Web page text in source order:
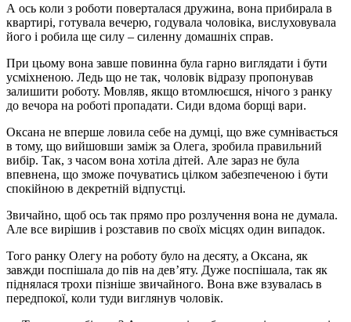
А ось коли з роботи поверталася дружина, вона прибирала в
квартирі, готувала вечерю, годувала чоловіка, вислуховувала
його і робила ще силу – силенну домашніх справ.
При цьому вона завше повинна була гарно виглядати і бути
усміхненою. Ледь що не так, чоловік відразу пропонував
залишити роботу. Мовляв, якщо втомлюєшся, нічого з ранку
до вечора на роботі пропадати. Сиди вдома борщі вари.
Оксана не вперше ловила себе на думці, що вже сумнівається
в тому, що вийшовши заміж за Олега, зробила правильний
вибір. Так, з часом вона хотіла дітей. Але зараз не була
впевнена, що зможе почуватись цілком забезпеченою і бути
спокійною в декретній відпустці.
Звичайно, щоб ось так прямо про розлучення вона не думала.
Але все вирішив і розставив по своїх місцях один випадок.
Того ранку Олегу на роботу було на десяту, а Оксана, як
завжди поспішала до пів на дев’яту. Дуже поспішала, так як
піднялася трохи пізніше звичайного. Вона вже взувалась в
передпокої, коли туди виглянув чоловік.